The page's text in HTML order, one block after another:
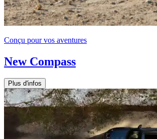
Conçu pour vos aventures
New Compass
Plus d'infos